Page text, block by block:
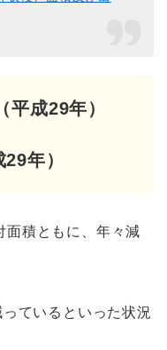
成29年）
年）
面積ともに、年々減
ているといった状況